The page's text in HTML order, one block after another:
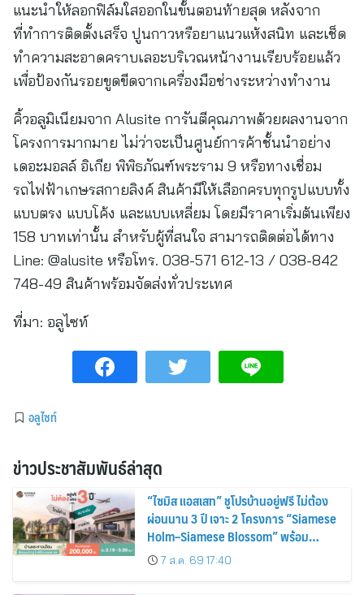
แนะนำให้ลอกฟิล์มใสออกในขั้นตอนท้ายสุด หลังจาก
ที่ทำการติดตั้งเสร็จ ปูนกาวหรือยาแนวแห้งสนิท และเช็ด
ทำความสะอาดคราบเลอะบริเวณหน้างานเรียบร้อยแล้ว
เพื่อป้องกันรอยขูดขีดจากเครื่องมือช่างระหว่างทำงาน
คิ้วอลูมิเนียมจาก Alusite การันตีคุณภาพด้วยผลงานจาก
โครงการมากมาย ไม่ว่าจะเป็นศูนย์การค้าชั้นนำอย่าง
เดอะมอลล์ อิเกีย พิพิธภัณฑ์พระราม 9 หรือทางเชื่อม
รถไฟฟ้าเกษรสกายลิงค์ สินค้ามีให้เลือกครบทุกรูปแบบทั้ง
แบบตรง แบบโค้ง และแบบเหลี่ยม โดยมีราคาเริ่มต้นเพียง
158 บาทเท่านั้น สำหรับผู้ที่สนใจ สามารถติดต่อได้ทาง
Line: @alusite หรือโทร. 038-571 612-13 / 038-842
748-49 สินค้าพร้อมจัดส่งทั่วประเทศ
ที่มา: อลูไซท์
อลูไซท์
ข่าวประชาสัมพันธ์ล่าสุด
“ไซมิส แอสเสท” ชูโปรบ้านอยู่ฟรี ไม่ต้อง
ผ่อนนาน 3 ปี เจาะ 2 โครงการ “Siamese
Holm–Siamese Blossom” พร้อม
ส่วนลดและสิทธิพิเศษถึง 31 สิงหาคม
2569
7 ส.ค. 69 17:40